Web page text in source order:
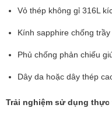
Vỏ thép không gỉ 316L
Kính sapphire chống trầy
Phủ chống phản chiếu
Dây da hoặc dây thép
Trải nghiệm sử dụng thực